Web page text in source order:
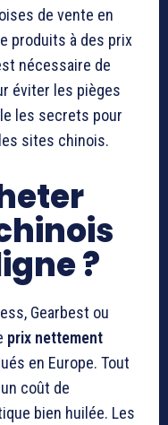
de vente en
produits à des prix
nécessaire de
éviter les pièges
les secrets pour
sites chinois.
?
Gearbest ou
prix nettement
en Europe. Tout
coût de
bien huilée. Les